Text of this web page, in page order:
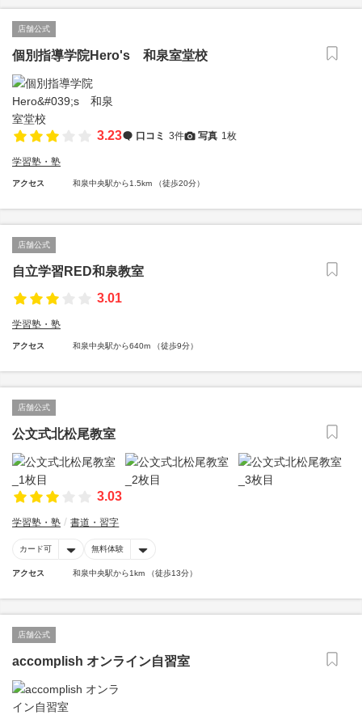
店舗公式
個別指導学院Hero's 和泉室堂校
3.23 口コミ 3件 写真 1枚
学習塾・塾
アクセス 和泉中央駅から1.5km （徒歩20分）
店舗公式
自立学習RED和泉教室
3.01
学習塾・塾
アクセス 和泉中央駅から640m （徒歩9分）
店舗公式
公文式北松尾教室
3.03
学習塾・塾 書道・習字
カード可 無料体験
アクセス 和泉中央駅から1km （徒歩13分）
店舗公式
accomplish オンライン自習室